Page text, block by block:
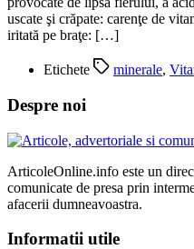
uscate şi crăpate: carenţe de
iritată pe braţe: […]
Etichete minerale,
Despre noi
ArticoleOnline.info este un
comunicate de presa prin
afacerii dumneavoastra.
Informatii utile